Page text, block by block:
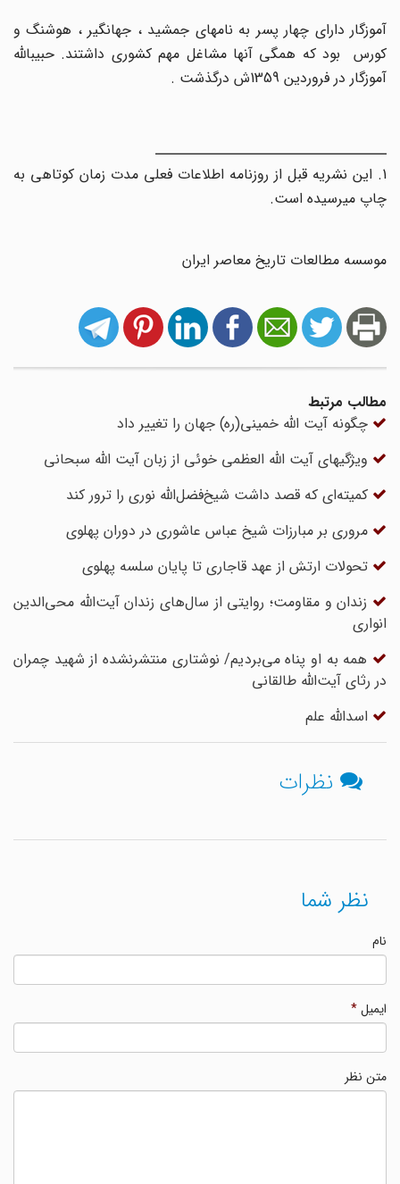
آموزگار دارای چهار پسر به نام‏های جمشید ، جهانگیر ، هوشنگ و
کورس بود که همگی آنها مشاغل مهم کشوری داشتند. حبیب‏الله
آموزگار در فروردین 1359ش درگذشت .
ـــــــــــــــــــــــــــــــــــــ
1. این نشریه قبل از روزنامه اطلاعات فعلی مدت زمان کوتاهی به
چاپ می‏رسیده است.
موسسه مطالعات تاریخ معاصر ایران
مطالب مرتبط
چگونه آیت الله خمینی(ره) جهان را تغییر داد
ویژگیهای آیت الله العظمی خوئی از زبان آیت الله سبحانی
کمیته‌ای که قصد داشت شیخ‌فضل‌الله نوری را ترور کند
مروری بر مبارزات شیخ عباس ‌عاشوری در دوران پهلوی
تحولات ارتش از عهد قاجاری تا پایان سلسه پهلوی
زندان و مقاومت؛ روایتی از سال‌های زندان آیت‌الله محی‌الدین
انواری
همه به او پناه می‌بردیم/ نوشتاری منتشر‌نشده از شهید چمران
در رثای آیت‌الله طالقانی
اسدالله علم
نظرات
نظر شما
ایمیل*
متن نظر